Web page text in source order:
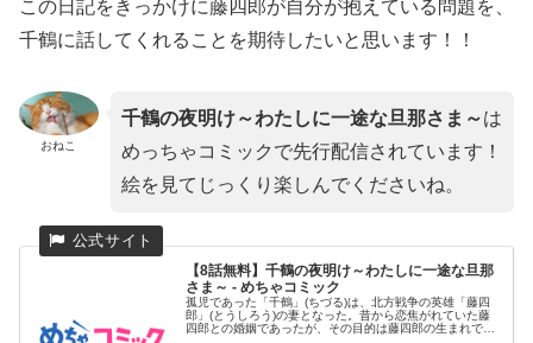
この日記をきっかけに藤四郎が自分が抱えている問題を、
千鶴に話してくれることを期待したいと思います！！
おねこ
千鶴の夜明け～わたしに一途な旦那さま～は
めっちゃコミックで先行配信されています！
絵を見てじっくり楽しんでくださいね。
【8話無料】千鶴の夜明け～わたしに一途な旦那
さま～ - めちゃコミック
孤児であった「千鶴」(ちづる)は、北方戦争の英雄「藤四
郎」(とうしろう)の妻となった。昔から恋焦がれていた藤
四郎との婚姻であったが、その目的は藤四郎の生まれであ